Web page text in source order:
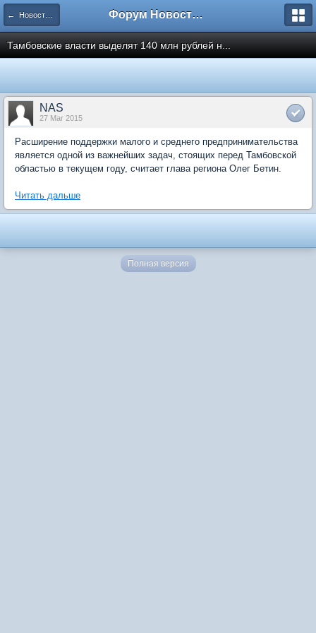
← Новости рынка недвижимости Форум Новостройки
Тамбовские власти выделят 140 млн рублей н...
NAS
27 Mar 2015
Расширение поддержки малого и среднего предпринимательства
является одной из важнейших задач, стоящих перед Тамбовской
областью в текущем году, считает глава региона Олег Бетин.
Читать дальше
Полная версия